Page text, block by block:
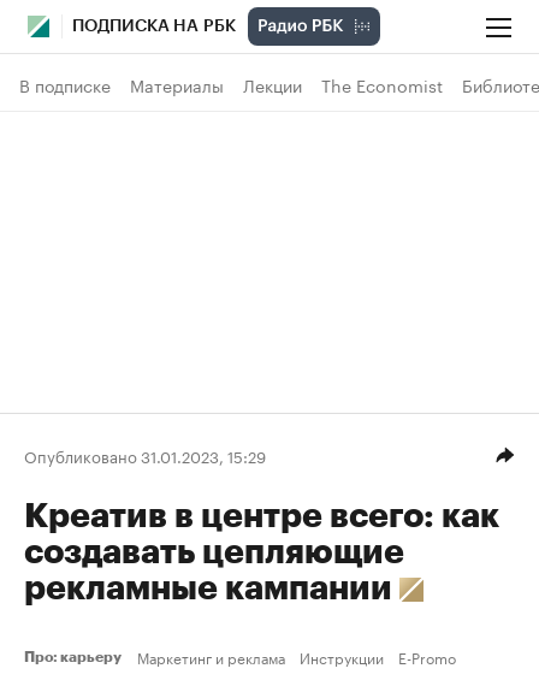
ПОДПИСКА НА РБК
В подписке Материалы Лекции The Economist
Опубликовано 31.01.2023, 15:29
Креатив в центре всего: как
создавать цепляющие
рекламные кампании
Про: карьеру Маркетинг и реклама Инструкции E-Promo